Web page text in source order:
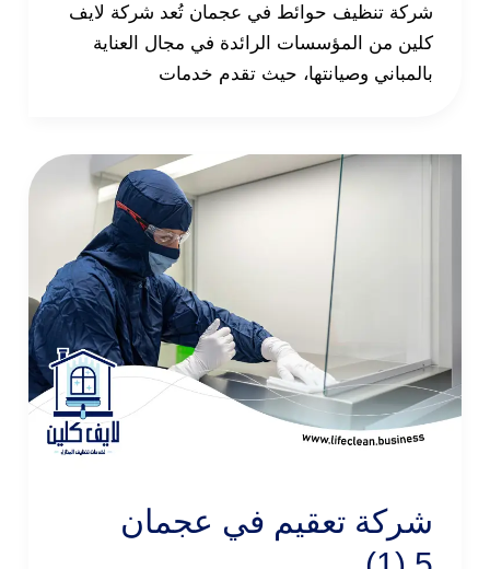
شركة تنظيف حوائط في عجمان تُعد شركة لايف
كلين من المؤسسات الرائدة في مجال العناية
بالمباني وصيانتها، حيث تقدم خدمات
شركة تعقيم في عجمان